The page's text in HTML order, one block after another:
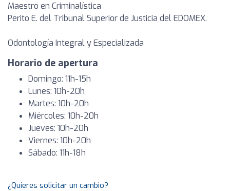
Maestro en Criminalística
Perito E. del Tribunal Superior de Justicia del EDOMEX.
Odontología Integral y Especializada
Horario de apertura
Domingo: 11h-15h
Lunes: 10h-20h
Martes: 10h-20h
Miércoles: 10h-20h
Jueves: 10h-20h
Viernes: 10h-20h
Sábado: 11h-18h
¿Quieres solicitar un cambio?